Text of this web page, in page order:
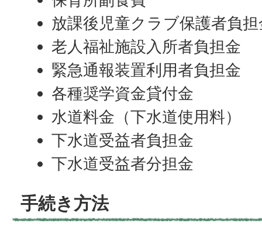
放課後児童クラブ保護者負
老人福祉施設入所者負担金
緊急通報装置利用者負担金
各種奨学資金貸付金
水道料金（下水道使用料）
下水道受益者負担金
下水道受益者分担金
手続き方法